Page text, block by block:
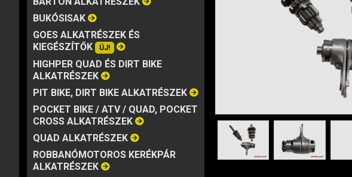
MÁRKA VISZKOZITÁS
BUKÓSISAK
GOES ALKATRÉSZEK ÉS
KIEGÉSZÍTŐK
ÚJ!
HIGHPER QUAD ÉS DIRT BIKE
ALKATRÉSZEK
PIT BIKE, DIRT BIKE ALKATRÉSZEK
POCKET BIKE / ATV / QUAD, POCKET
CROSS ALKATRÉSZEK
QUAD ALKATRÉSZEK
ROBBANÓMOTOROS KERÉKPÁR
ALKATRÉSZEK